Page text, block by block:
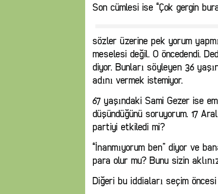
Son cümlesi ise “Çok gergin
sözler üzerine pek yorum
meselesi değil. O öncedendi.
diyor. Bunları söyleyen 36
adını vermek istemiyor.
67 yaşındaki Sami Gezer ise
düşündüğünü soruyorum. 17
partiyi etkiledi mi?
“İnanmıyorum ben” diyor ve
para olur mu? Bunu sizin
Diğeri bu iddiaları seçim